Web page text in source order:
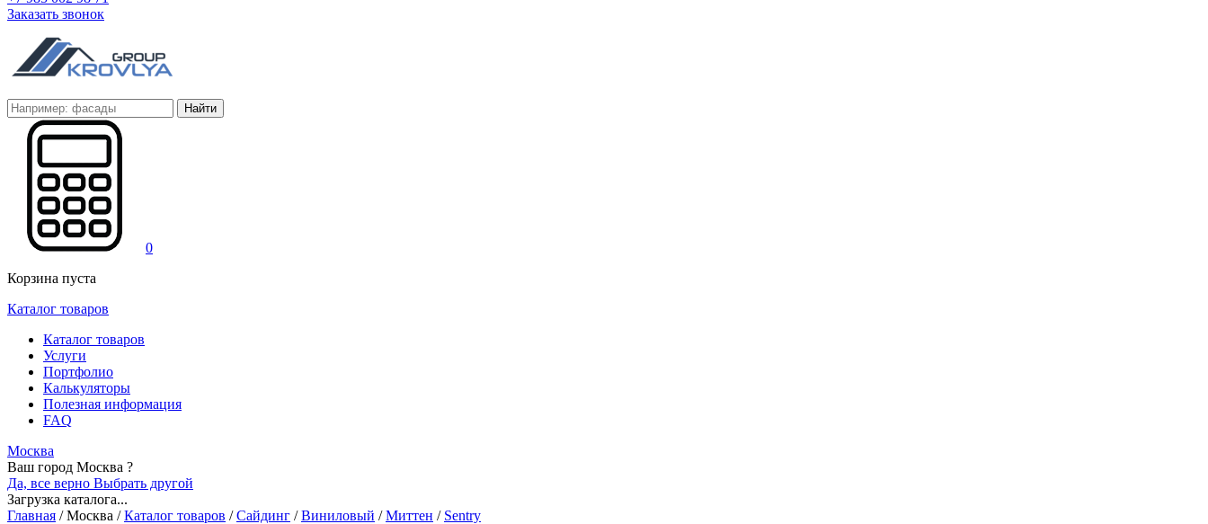
Заказать звонок
Найти
0
Корзина пуста
Каталог товаров
Каталог товаров
Услуги
Портфолио
Калькуляторы
Полезная информация
FAQ
Москва
Ваш город Москва ?
Да, все верно Выбрать другой
Загрузка каталога...
Главная /Москва / Каталог товаров / Сайдинг / Виниловый / Миттен / Sentry